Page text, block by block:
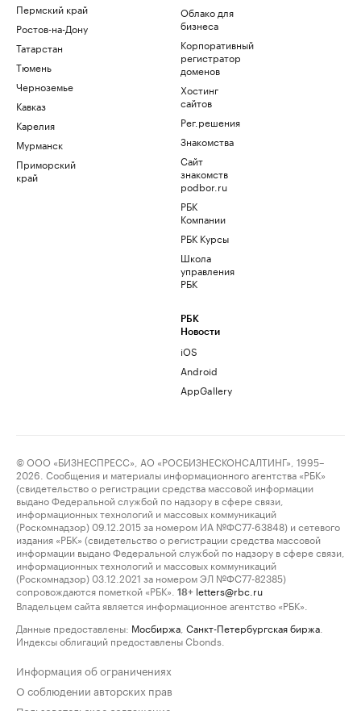
Пермский край
Ростов-на-Дону
Татарстан
Тюмень
Черноземье
Кавказ
Карелия
Мурманск
Приморский
край
Облако для
бизнеса
Корпоративный
регистратор
доменов
Хостинг
сайтов
Рег.решения
Знакомства
Сайт
знакомств
podbor.ru
РБК
Компании
РБК Курсы
Школа
управления
РБК
РБК
Новости
iOS
Android
AppGallery
© ООО «БИЗНЕСПРЕСС», АО «РОСБИЗНЕСКОНСАЛТИНГ», 1995–
2026. Сообщения и материалы информационного агентства «РБК»
(свидетельство о регистрации средства массовой информации
выдано Федеральной службой по надзору в сфере связи,
информационных технологий и массовых коммуникаций
(Роскомнадзор) 09.12.2015 за номером ИА №ФС77-63848) и сетевого
издания «РБК» (свидетельство о регистрации средства массовой
информации выдано Федеральной службой по надзору в сфере связи,
информационных технологий и массовых коммуникаций
(Роскомнадзор) 03.12.2021 за номером ЭЛ №ФС77-82385)
сопровождаются пометкой «РБК».
18+ letters@rbc.ru
Владельцем сайта является информационное агентство «РБК».
Данные предоставлены: Мосбиржа Санкт-Петербургская биржа
Индексы облигаций предоставлены Cbonds.
Информация об ограничениях
О соблюдении авторских прав